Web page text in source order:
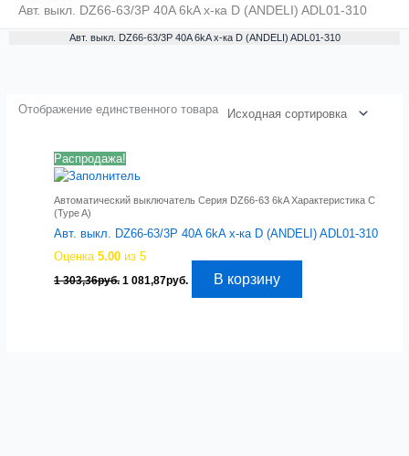
Авт. выкл. DZ66-63/3P 40A 6kA х-ка D (ANDELI) ADL01-310
Авт. выкл. DZ66-63/3P 40A 6kA х-ка D (ANDELI) ADL01-310
Отображение единственного товара
Распродажа!
Автоматический выключатель Серия DZ66-63 6kA Характеристика C
(Type A)
Авт. выкл. DZ66-63/3P 40A 6kA х-ка D (ANDELI) ADL01-310
Оценка5.00 из 5
1 303,36руб. Первоначальная
1 081,87руб. ТекущаяВ корзину